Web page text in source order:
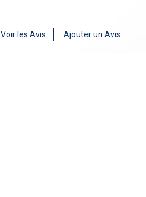
Voir les Avis Ajouter un Avis